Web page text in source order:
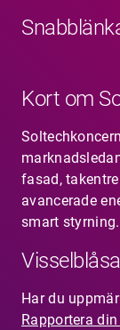
Kort om
fasad,
avancerade
smart styrning.
Har du
Rapportera